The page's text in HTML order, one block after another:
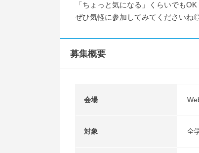
「ちょっと気になる」くらいでもOK
ぜひ気軽に参加してみてくださいね
募集概要
会場
対象 全